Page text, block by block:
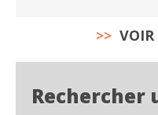
VOIR
Rechercher